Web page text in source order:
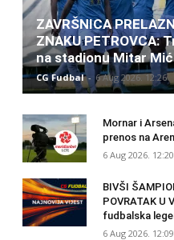
ZAVRŠNICA
ZNAKU PETROVCA:
na stadionu Mitar
CG Fudbal - 6 Aug 2026. 12:26
Mornar i
prenos na
6 Aug 2026. 12:20
BIVŠI
POVRATAK U
fudbalska
6 Aug 2026. 12:09